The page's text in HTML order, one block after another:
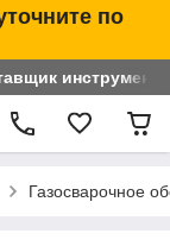
по
Газосварочное